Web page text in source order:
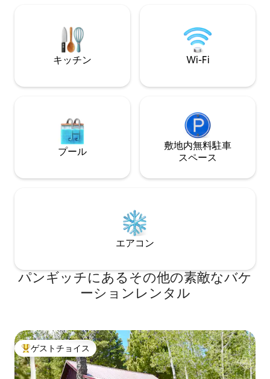
す。高地砂漠のサンクチュアリがあなた
をお待ちしています！
ーキングトレイル
ながらリラックス
ど、New Stoney
ことでしょう。
キッチン Wi-Fi
プール
敷地内無料駐⁠車
ス⁠ペ⁠ー⁠ス
エアコン
パンギッチにあるその他の素敵なバケ
ーションレンタル
大好評のゲストチョイスです。
ゲストチョイス